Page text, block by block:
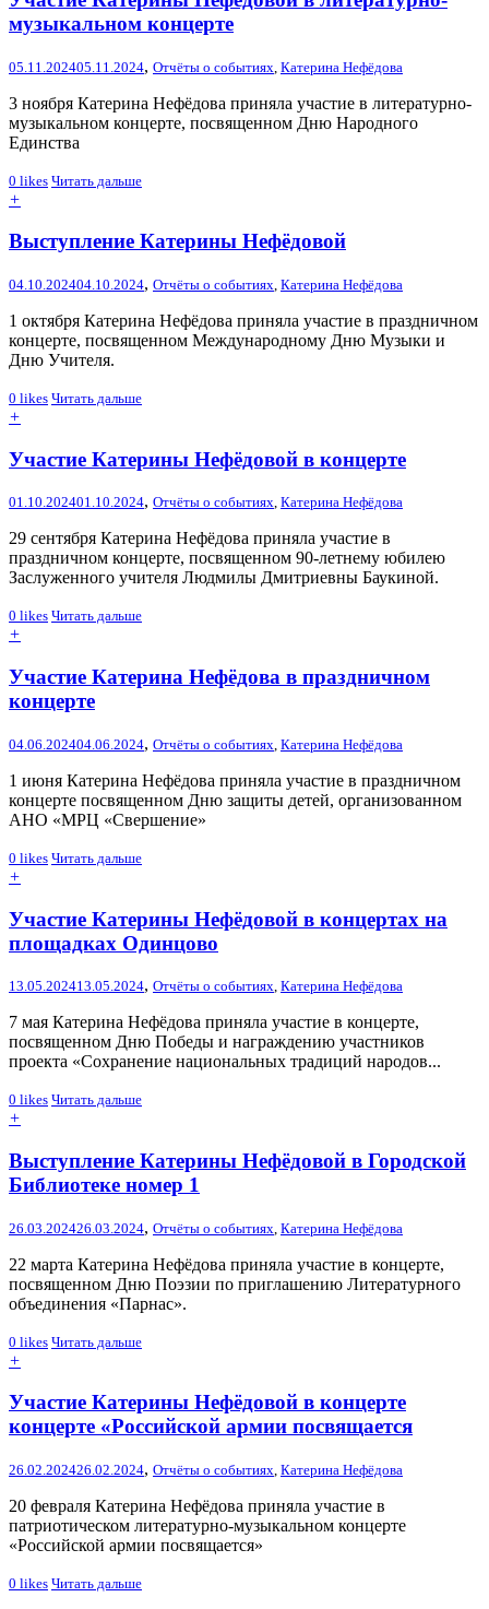
музыкальном концерте
05.11.202405.11.2024, Отчёты о событиях Катерина Нефёдова
3 ноября Катерина Нефёдова приняла участие в литературно-
музыкальном концерте, посвященном Дню Народного
Единства
0 likes Читать дальше
+
Выступление Катерины Нефёдовой
04.10.202404.10.2024, Отчёты о событиях, Катерина Нефёдова
1 октября Катерина Нефёдова приняла участие в праздничном
концерте, посвященном Международному Дню Музыки и
Дню Учителя.
0 likes Читать дальше
+
Участие Катерины Нефёдовой в концерте
01.10.202401.10.2024, Отчёты о событиях, Катерина Нефёдова
29 сентября Катерина Нефёдова приняла участие в
праздничном концерте, посвященном 90-летнему юбилею
Заслуженного учителя Людмилы Дмитриевны Баукиной.
0 likes Читать дальше
+
Участие Катерина Нефёдова в праздничном
концерте
04.06.202404.06.2024, Отчёты о событиях Катерина Нефёдова
1 июня Катерина Нефёдова приняла участие в праздничном
концерте посвященном Дню защиты детей, организованном
АНО «МРЦ «Свершение»
0 likes Читать дальше
+
Участие Катерины Нефёдовой в концертах на
площадках Одинцово
13.05.202413.05.2024, Отчёты о событиях, Катерина Нефёдова
7 мая Катерина Нефёдова приняла участие в концерте,
посвященном Дню Победы и награждению участников
проекта «Сохранение национальных традиций народов...
0 likes Читать дальше
+
Выступление Катерины Нефёдовой в Городской
Библиотеке номер 1
26.03.202426.03.2024, Отчёты о событиях Катерина Нефёдова
22 марта Катерина Нефёдова приняла участие в концерте,
посвященном Дню Поэзии по приглашению Литературного
объединения «Парнас».
0 likes Читать дальше
+
Участие Катерины Нефёдовой в концерте
концерте «Российской армии посвящается
26.02.202426.02.2024, Отчёты о событиях, Катерина Нефёдова
20 февраля Катерина Нефёдова приняла участие в
патриотическом литературно-музыкальном концерте
«Российской армии посвящается»
0 likes Читать дальше